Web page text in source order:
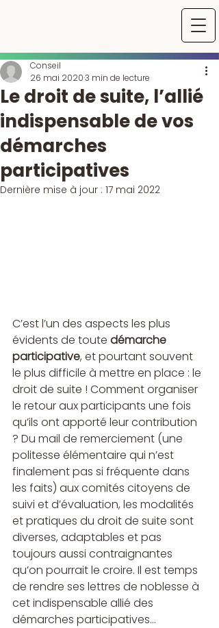
Le droit de suite, l’allié
indispensable de vos
démarches
participatives
Conseil
26 mai 20203 min de lecture
Dernière mise à jour : 17 mai 2022
C’est l’un des aspects les plus
évidents de toute démarche
participative, et pourtant souvent
le plus difficile à mettre en place : le
droit de suite ! Comment organiser
le retour aux participants une fois
qu’ils ont apporté leur contribution
? Du mail de remerciement (une
politesse élémentaire qui n’est
finalement pas si fréquente dans
les faits) aux comités citoyens de
suivi et d’évaluation, les modalités
et pratiques du droit de suite sont
diverses, adaptables et pas
toujours aussi contraignantes
qu’on pourrait le croire. Il est temps
de rendre ses lettres de noblesse à
cet indispensable allié des
démarches participatives…